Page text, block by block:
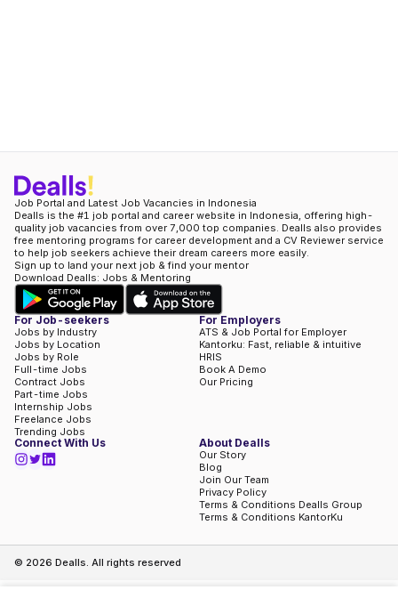
Job Portal and Latest Job Vacancies in Indonesia
Dealls is the #1 job portal and career website in Indonesia, offering high-
quality job vacancies from over 7,000 top companies. Dealls also provides
free mentoring programs for career development and a CV Reviewer service
to help job seekers achieve their dream careers more easily.
Sign up to land your next job & find your mentor
Download Dealls: Jobs & Mentoring
For Job-seekers
Jobs by Industry
Jobs by Location
Jobs by Role
Full-time Jobs
Contract Jobs
Part-time Jobs
Internship Jobs
Freelance Jobs
Trending Jobs
For Employers
ATS & Job Portal for Employer
Kantorku: Fast, reliable & intuitive
HRIS
Book A Demo
Our Pricing
Connect With Us About Dealls
Our Story
Blog
Join Our Team
Privacy Policy
Terms & Conditions Dealls Group
Terms & Conditions KantorKu
© 2026 Dealls. All rights reserved